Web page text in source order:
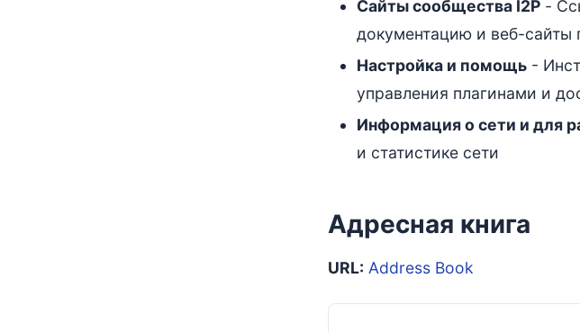
Сайты сообщества I2P -
документацию и веб-сайты
Настройка и помощь -
управления плагинами и
Информация о сети и для
и статистике сети
Адресная книга
URL: Address Book